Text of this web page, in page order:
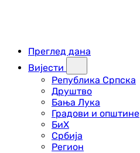
Преглед дана
Вијести
Република Српска
Друштво
Бања Лука
Градови и општине
БиХ
Србија
Регион